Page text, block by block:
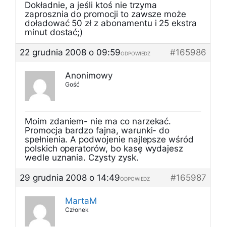
Dokładnie, a jeśli ktoś nie trzyma
zaprosznia do promocji to zawsze może
doładować 50 zł z abonamentu i 25 ekstra
minut dostać;)
22 grudnia 2008 o 09:59
#165986
ODPOWIEDZ
Anonimowy
Gość
Moim zdaniem- nie ma co narzekać.
Promocja bardzo fajna, warunki- do
spełnienia. A podwojenie najlepsze wśród
polskich operatorów, bo kasę wydajesz
wedle uznania. Czysty zysk.
29 grudnia 2008 o 14:49
#165987
ODPOWIEDZ
MartaM
Członek